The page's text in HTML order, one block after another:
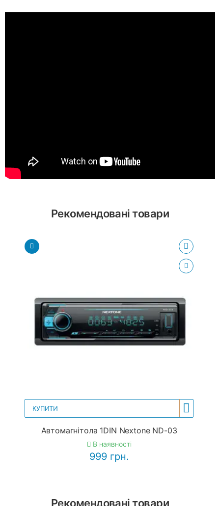
Рекомендовані товари
КУПИТИ
Автомагнітола 1DIN Nextone ND-03
В наявності
999 грн.
Рекомендовані товари